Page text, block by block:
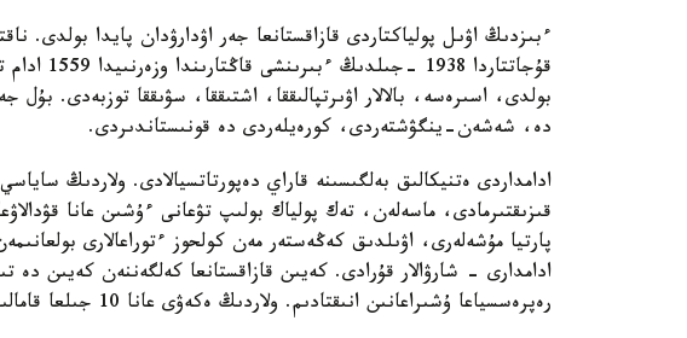
ءبىزدىڭ اۋىل پولياكتاردى قازاقستانعا جەر اۋدارۋدان پايدا بولدى.
بولدى، اسىرەسە، بالالار اۋىرتپالىققا، اشتىققا، سۋىققا توزبەدى.
دە، شەشەن-ينگۋشتەردى، كورەيلەردى دە قونىستاندىردى.
ادامداردى ەتنيكالىق بەلگىسىنە قاراي دەپورتاتسيالادى. ولاردىڭ
قىزىقتىرمادى، ماسەلەن، تەك پولياك بولىپ تۋعانى ءۇشىن عانا
پارتيا مۇشەلەرى، اۋىلدىق كەڭەستەر مەن كولحوز ءتوراعالارى
رەپرەسسياعا ۇشىراعانىن انىقتادىم. ولاردىڭ ەكەۋى عانا 10 جىلعا قامالىپ، قالعانى اتىلىپ كەتكەن.